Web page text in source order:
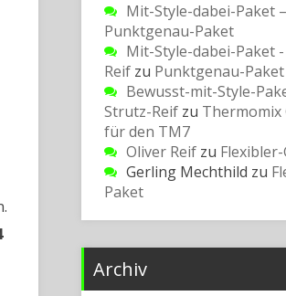
Mit-Style-dabei-Paket
Punktgenau-Paket
Mit-Style-dabei-Paket
Reifzu Punktgenau-Paket
Bewusst-mit-Style-
Strutz-Reifzu Thermomix
für den TM7
Oliver Reifzu
Gerling Mechthild zu
Paket
Archiv